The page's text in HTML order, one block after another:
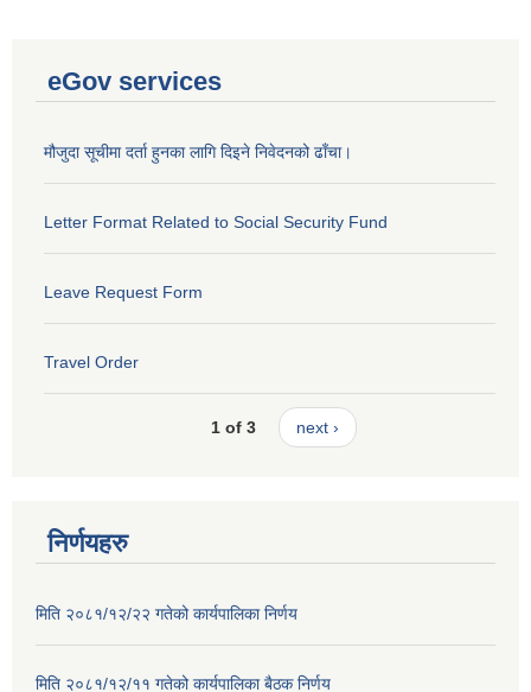
eGov services
मौजुदा सूचीमा दर्ता हुनका लागि दिइने निवेदनको ढाँचा।
Letter Format Related to Social Security Fund
Leave Request Form
Travel Order
1 of 3 next ›
निर्णयहरु
मिति २०८१/१२/२२ गतेको कार्यपालिका निर्णय
मिति २०८१/१२/११ गतेको कार्यपालिका बैठक निर्णय